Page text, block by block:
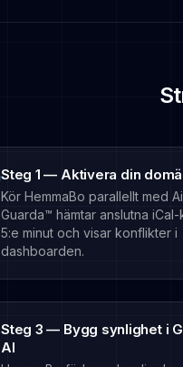
Steg 1 — Aktivera din
Kör HemmaBo parallellt med
Guarda™ hämtar anslutna
5:e minut och visar konflikter i
dashboarden.
Steg 3 — Bygg synlighet i
AI